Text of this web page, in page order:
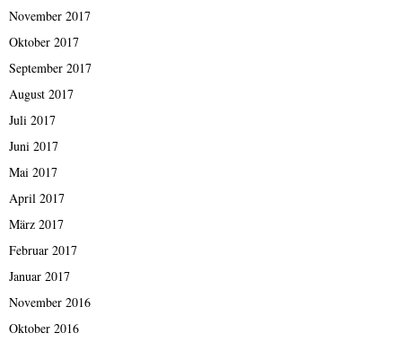
November 2017
Oktober 2017
September 2017
August 2017
Juli 2017
Juni 2017
Mai 2017
April 2017
März 2017
Februar 2017
Januar 2017
November 2016
Oktober 2016